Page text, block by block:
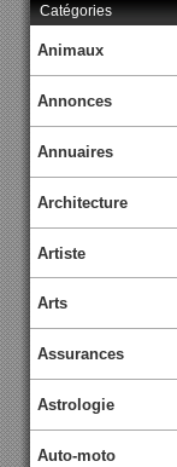
Catégories
Animaux
Annonces
Annuaires
Architecture
Artiste
Arts
Assurances
Astrologie
Auto-moto